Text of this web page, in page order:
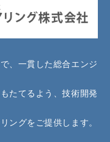
、一貫した総合エンジ
たてるよう、技術開発
ングをご提供します。